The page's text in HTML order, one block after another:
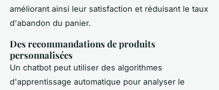
améliorant ainsi leur satisfaction et réduisant le taux
d'abandon du panier.
Des recommandations de produits
personnalisées
Un chatbot peut utiliser des algorithmes
d'apprentissage automatique pour analyser le